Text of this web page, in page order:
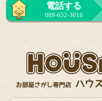
電話する
088-652-3016